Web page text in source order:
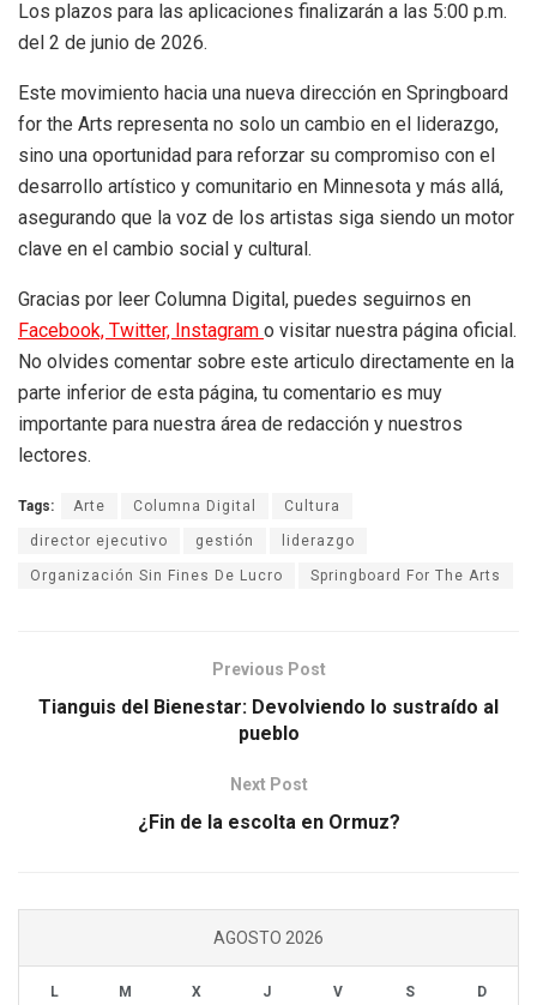
Los plazos para las aplicaciones finalizarán a las 5:00 p.m.
del 2 de junio de 2026.
Este movimiento hacia una nueva dirección en Springboard
for the Arts representa no solo un cambio en el liderazgo,
sino una oportunidad para reforzar su compromiso con el
desarrollo artístico y comunitario en Minnesota y más allá,
asegurando que la voz de los artistas siga siendo un motor
clave en el cambio social y cultural.
Gracias por leer Columna Digital, puedes seguirnos en
Facebook, Twitter, Instagram o visitar nuestra página oficial.
No olvides comentar sobre este articulo directamente en la
parte inferior de esta página, tu comentario es muy
importante para nuestra área de redacción y nuestros
lectores.
Tags: Arte Columna Digital Cultura
director ejecutivo gestión liderazgo
Organización Sin Fines De Lucro Springboard For The Arts
Previous Post
Tianguis del Bienestar: Devolviendo lo sustraído al
pueblo
Next Post
¿Fin de la escolta en Ormuz?
AGOSTO 2026
L M X J V S D